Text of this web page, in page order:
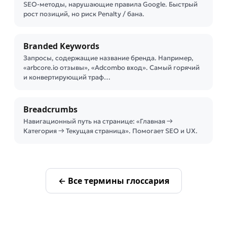
SEO-методы, нарушающие правила Google. Быстрый
рост позиций, но риск Penalty / банa.
Branded Keywords
Запросы, содержащие название бренда. Например,
«arbcore.io отзывы», «Adcombo вход». Самый горячий
и конвертирующий траф…
Breadcrumbs
Навигационный путь на странице: «Главная →
Категория → Текущая страница». Помогает SEO и UX.
← Все термины глоссария